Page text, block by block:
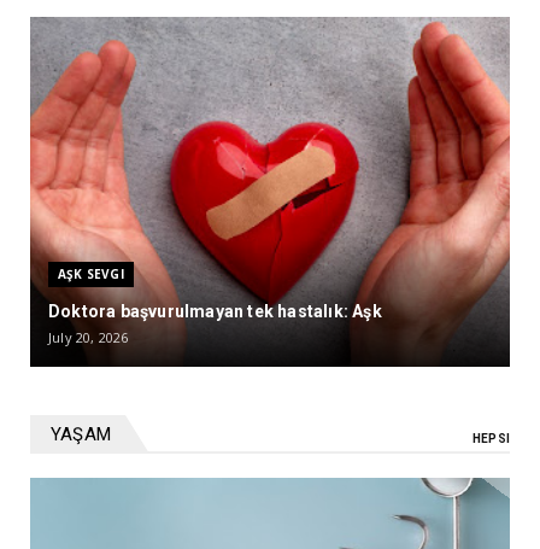
AŞK SEVGI
Doktora başvurulmayan tek hastalık: Aşk
July 20, 2026
YAŞAM HEPSI